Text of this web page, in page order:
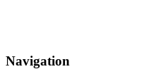
Navigation